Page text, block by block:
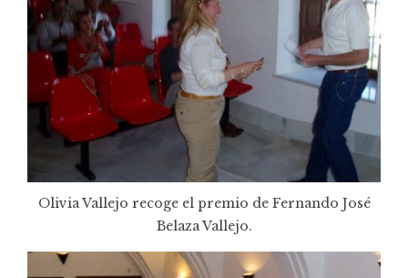
Olivia Vallejo recoge el premio de Fernando José
Belaza Vallejo.